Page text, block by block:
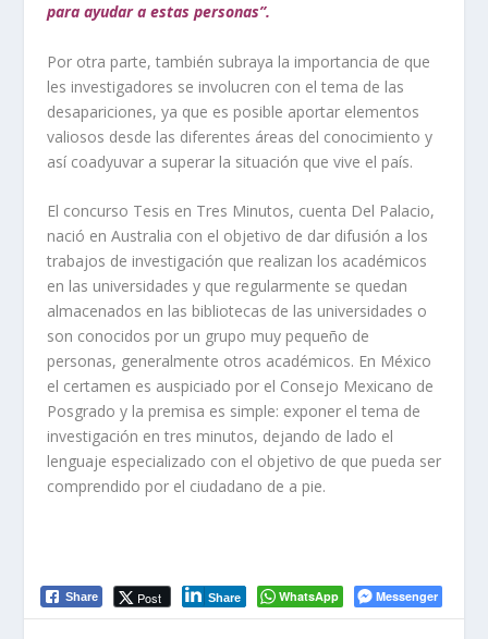
para ayudar a estas personas”.
Por otra parte, también subraya la importancia de que
les investigadores se involucren con el tema de las
desapariciones, ya que es posible aportar elementos
valiosos desde las diferentes áreas del conocimiento y
así coadyuvar a superar la situación que vive el país.
El concurso Tesis en Tres Minutos, cuenta Del Palacio,
nació en Australia con el objetivo de dar difusión a los
trabajos de investigación que realizan los académicos
en las universidades y que regularmente se quedan
almacenados en las bibliotecas de las universidades o
son conocidos por un grupo muy pequeño de
personas, generalmente otros académicos. En México
el certamen es auspiciado por el Consejo Mexicano de
Posgrado y la premisa es simple: exponer el tema de
investigación en tres minutos, dejando de lado el
lenguaje especializado con el objetivo de que pueda ser
comprendido por el ciudadano de a pie.
Share Post Share WhatsApp Messenger